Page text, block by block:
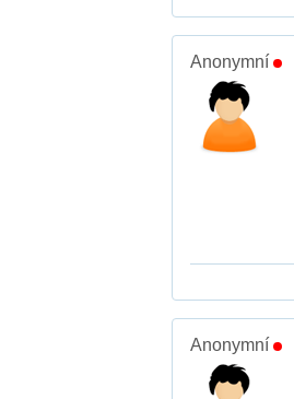
Anonymní
Anonymní